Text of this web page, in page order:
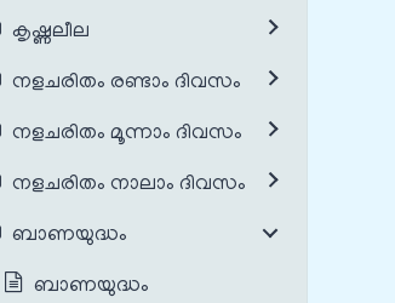
കൃഷ്ണലീല
നളചരിതം രണ്ടാം ദിവസം
നളചരിതം മൂന്നാം ദിവസം
നളചരിതം നാലാം ദിവസം
ബാണയുദ്ധം
ബാണയുദ്ധം